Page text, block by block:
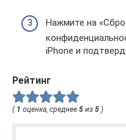
Нажмите на
iPhone и
Рейтинг
( 1 оценка, среднее 5 из 5 )